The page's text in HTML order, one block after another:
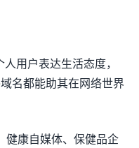
用户表达生活态度，
名都能助其在网络世界
健康自媒体、保健品企